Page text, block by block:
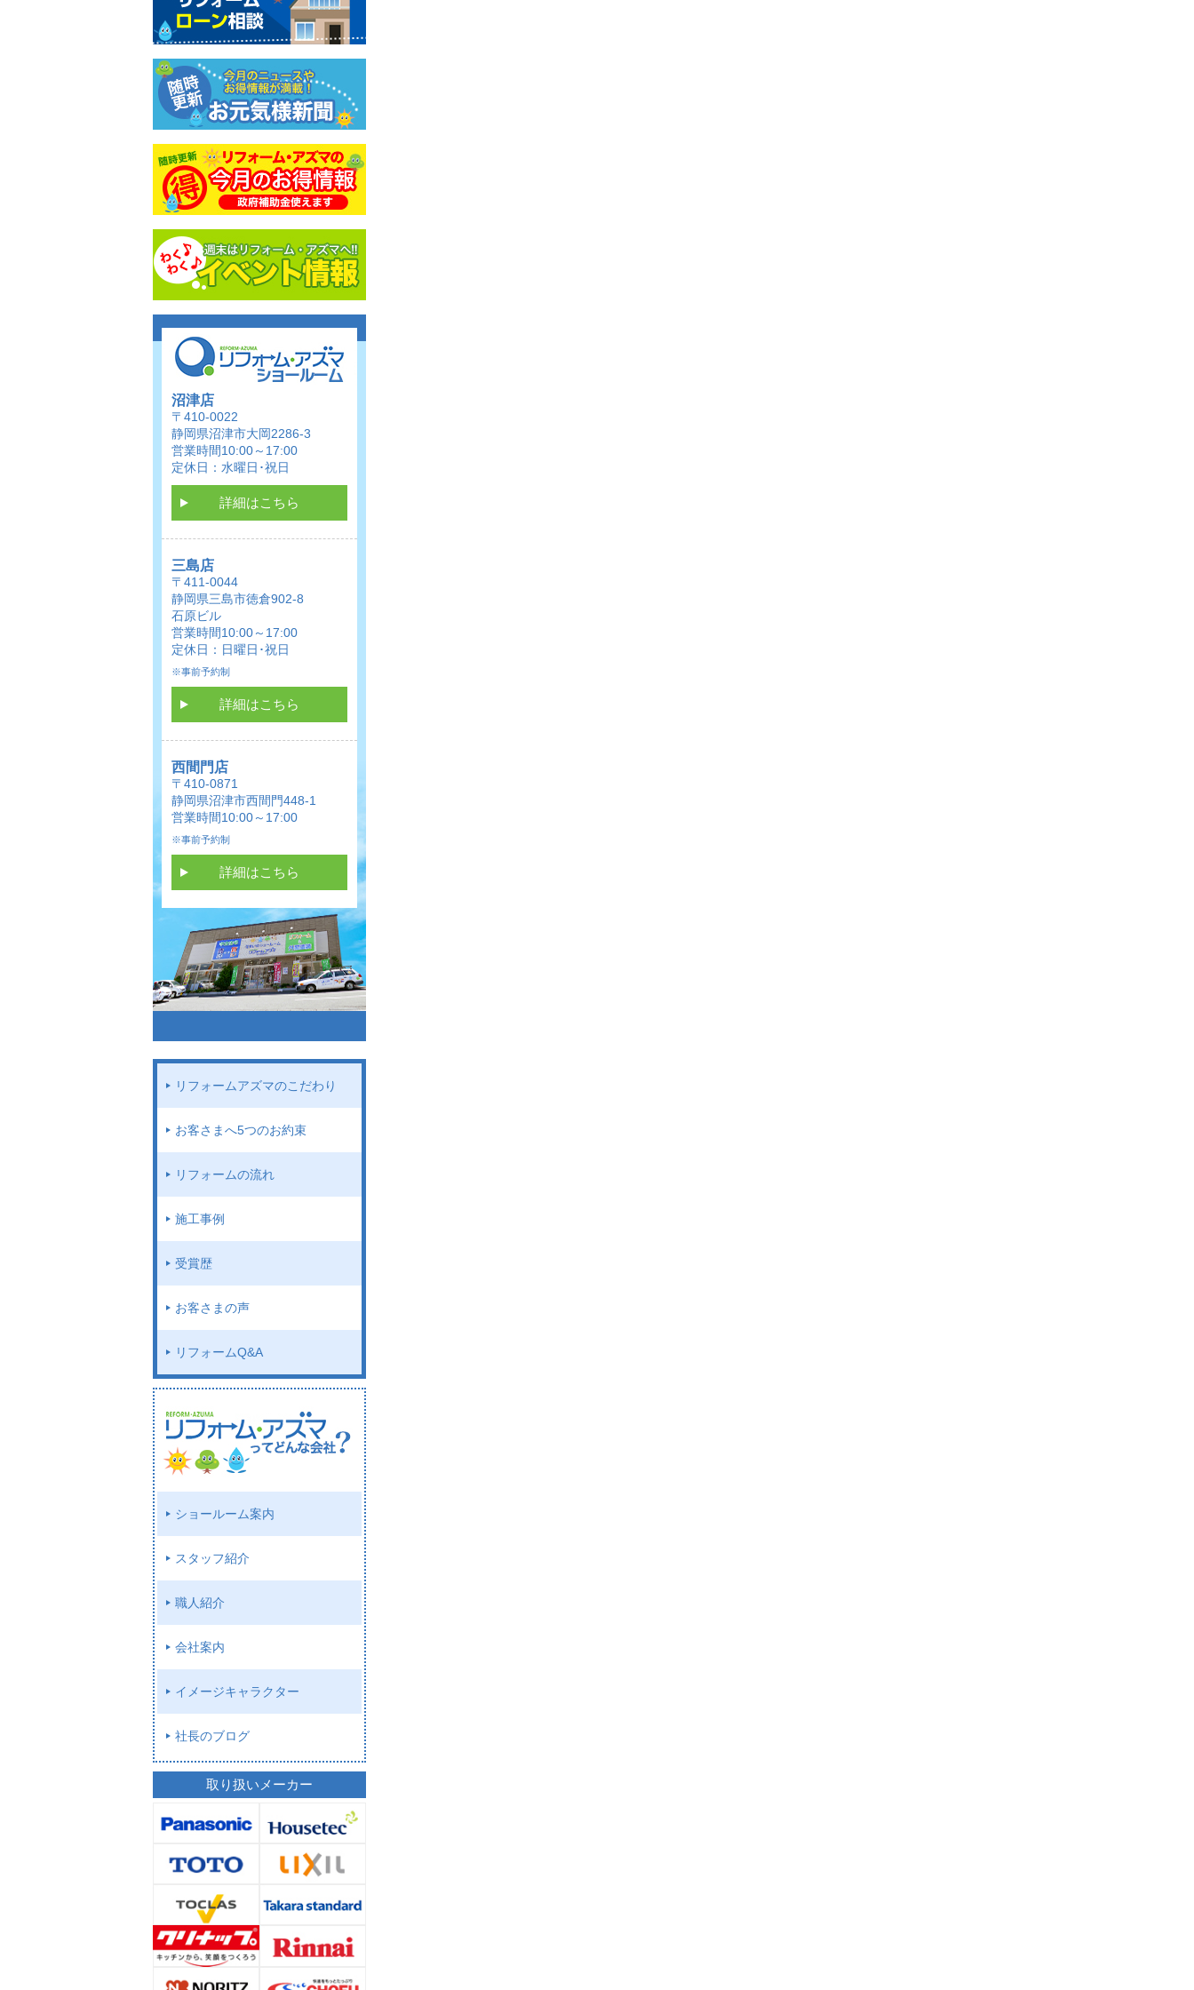
沼津店
〒410-0022
静岡県沼津市大岡2286-3
営業時間10:00～17:00
定休日：水曜日･祝日
詳細はこちら
三島店
〒411-0044
静岡県三島市徳倉902-8
石原ビル
営業時間10:00～17:00
定休日：日曜日･祝日
※事前予約制
詳細はこちら
西間門店
〒410-0871
静岡県沼津市西間門448-1
営業時間10:00～17:00
※事前予約制
詳細はこちら
リフォームアズマのこだわり
お客さまへ5つのお約束
リフォームの流れ
施工事例
受賞歴
お客さまの声
リフォームQ&A
ショールーム案内
スタッフ紹介
職人紹介
会社案内
イメージキャラクター
社長のブログ
取り扱いメーカー